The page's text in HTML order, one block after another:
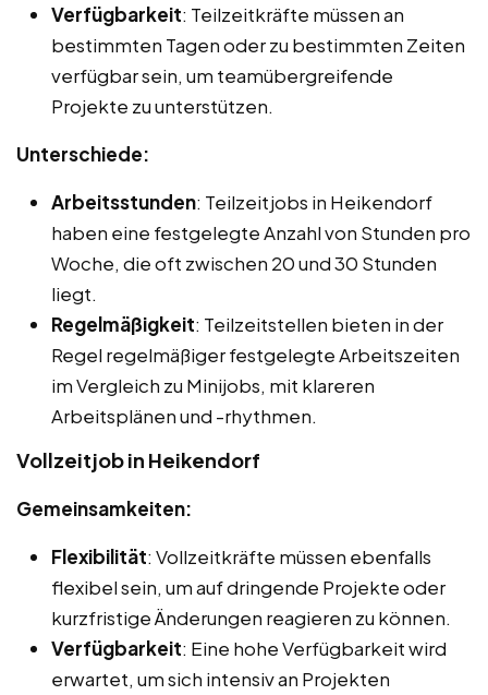
Verfügbarkeit: Teilzeitkräfte müssen an
bestimmten Tagen oder zu bestimmten Zeiten
verfügbar sein, um teamübergreifende
Projekte zu unterstützen.
Unterschiede:
Arbeitsstunden: Teilzeitjobs in Heikendorf
haben eine festgelegte Anzahl von Stunden pro
Woche, die oft zwischen 20 und 30 Stunden
liegt.
Regelmäßigkeit: Teilzeitstellen bieten in der
Regel regelmäßiger festgelegte Arbeitszeiten
im Vergleich zu Minijobs, mit klareren
Arbeitsplänen und -rhythmen.
Vollzeitjob in Heikendorf
Gemeinsamkeiten:
Flexibilität: Vollzeitkräfte müssen ebenfalls
flexibel sein, um auf dringende Projekte oder
kurzfristige Änderungen reagieren zu können.
Verfügbarkeit: Eine hohe Verfügbarkeit wird
erwartet, um sich intensiv an Projekten